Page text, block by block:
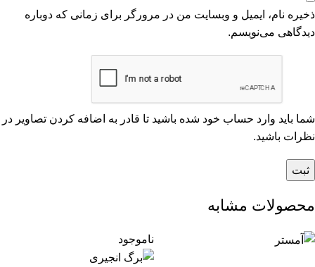
ذخیره نام، ایمیل و وبسایت من در مرورگر برای زمانی که دوباره
دیدگاهی می‌نویسم.
شما باید وارد حساب خود شده باشید تا قادر به اضافه کردن تصاویر در
نظرات باشید.
محصولات مشابه
ناموجود